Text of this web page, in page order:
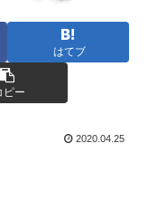
はてブ
ピー
2020.04.25